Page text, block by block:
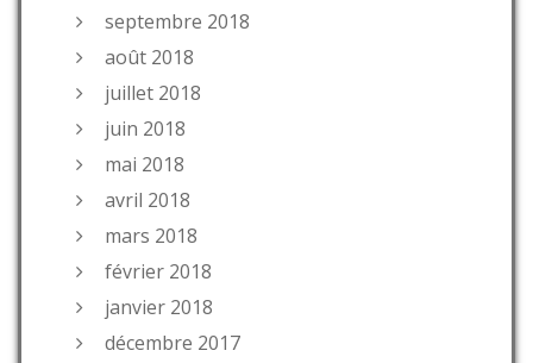
septembre 2018
août 2018
juillet 2018
juin 2018
mai 2018
avril 2018
mars 2018
février 2018
janvier 2018
décembre 2017